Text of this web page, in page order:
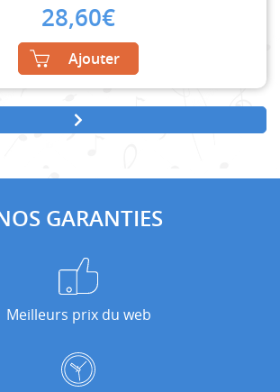
28,60€
Ajouter
GARANTIES
Meilleurs prix du web